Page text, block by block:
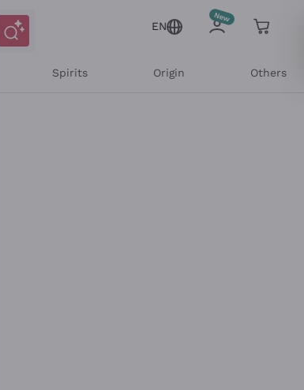
EN
Spirits Origin Others